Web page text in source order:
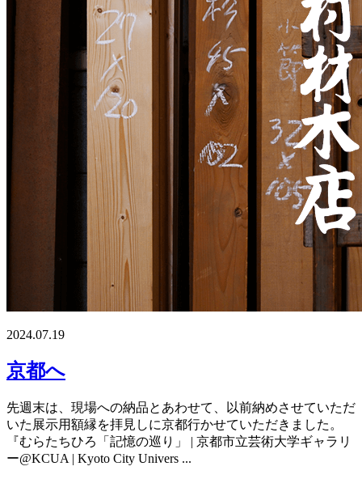
2024.07.19
京都へ
先週末は、現場への納品とあわせて、以前納めさせていただ
いた展示用額縁を拝見しに京都行かせていただきました。
『むらたちひろ「記憶の巡り」 | 京都市立芸術大学ギャラリ
ー@KCUA | Kyoto City Univers ...